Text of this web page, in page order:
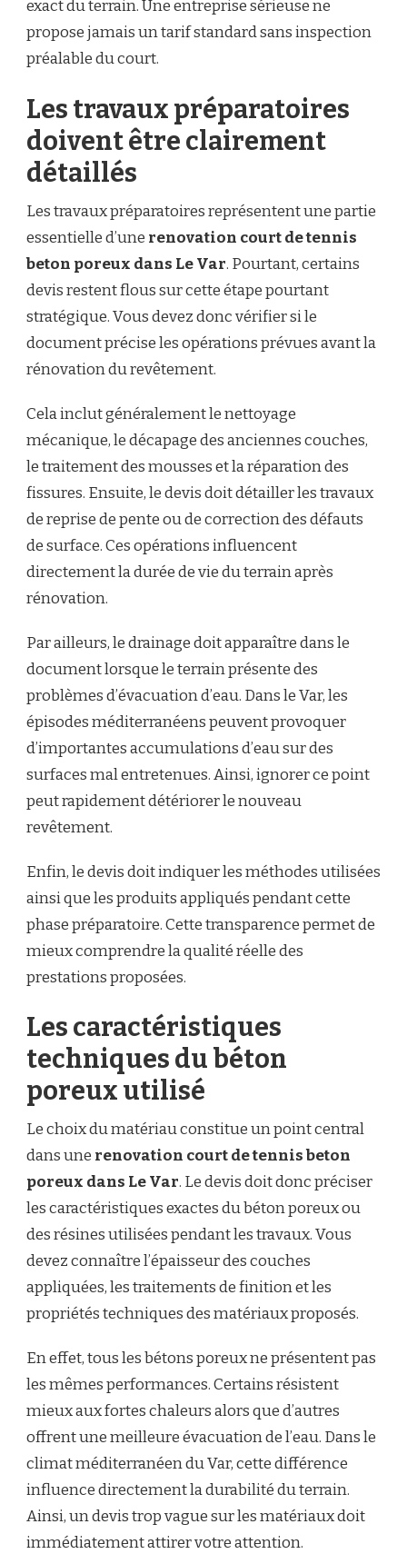
exact du terrain. Une entreprise sérieuse ne
propose jamais un tarif standard sans inspection
préalable du court.
Les travaux préparatoires
doivent être clairement
détaillés
Les travaux préparatoires représentent une partie
essentielle d’une renovation court de tennis
beton poreux dans Le Var. Pourtant, certains
devis restent flous sur cette étape pourtant
stratégique. Vous devez donc vérifier si le
document précise les opérations prévues avant la
rénovation du revêtement.
Cela inclut généralement le nettoyage
mécanique, le décapage des anciennes couches,
le traitement des mousses et la réparation des
fissures. Ensuite, le devis doit détailler les travaux
de reprise de pente ou de correction des défauts
de surface. Ces opérations influencent
directement la durée de vie du terrain après
rénovation.
Par ailleurs, le drainage doit apparaître dans le
document lorsque le terrain présente des
problèmes d’évacuation d’eau. Dans le Var, les
épisodes méditerranéens peuvent provoquer
d’importantes accumulations d’eau sur des
surfaces mal entretenues. Ainsi, ignorer ce point
peut rapidement détériorer le nouveau
revêtement.
Enfin, le devis doit indiquer les méthodes utilisées
ainsi que les produits appliqués pendant cette
phase préparatoire. Cette transparence permet de
mieux comprendre la qualité réelle des
prestations proposées.
Les caractéristiques
techniques du béton
poreux utilisé
Le choix du matériau constitue un point central
dans une renovation court de tennis beton
poreux dans Le Var. Le devis doit donc préciser
les caractéristiques exactes du béton poreux ou
des résines utilisées pendant les travaux. Vous
devez connaître l’épaisseur des couches
appliquées, les traitements de finition et les
propriétés techniques des matériaux proposés.
En effet, tous les bétons poreux ne présentent pas
les mêmes performances. Certains résistent
mieux aux fortes chaleurs alors que d’autres
offrent une meilleure évacuation de l’eau. Dans le
climat méditerranéen du Var, cette différence
influence directement la durabilité du terrain.
Ainsi, un devis trop vague sur les matériaux doit
immédiatement attirer votre attention.